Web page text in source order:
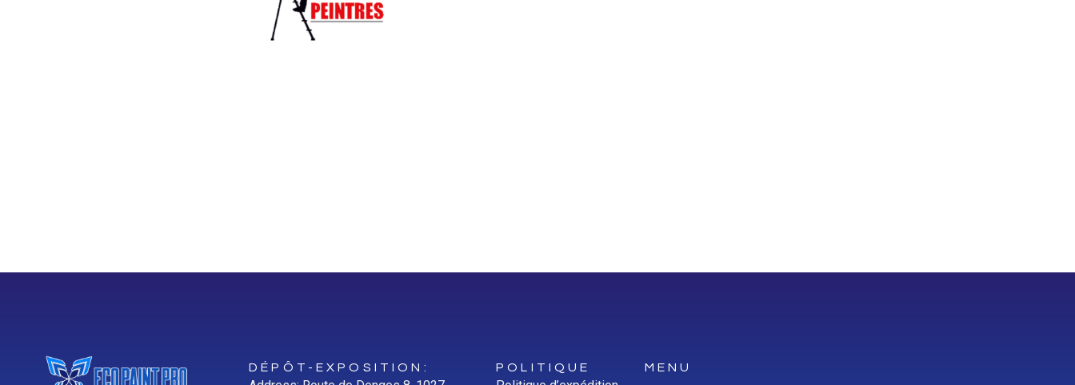
DÉPÔT-EXPOSITION: POLITIQUE MENU